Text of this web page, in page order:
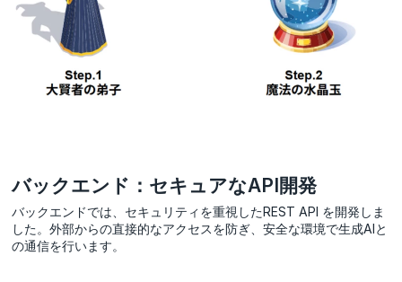
バックエンド：セキュアなAPI開発
バックエンドでは、セキュリティを重視したREST API を開発しま
した。外部からの直接的なアクセスを防ぎ、安全な環境で生成AIと
の通信を行います。